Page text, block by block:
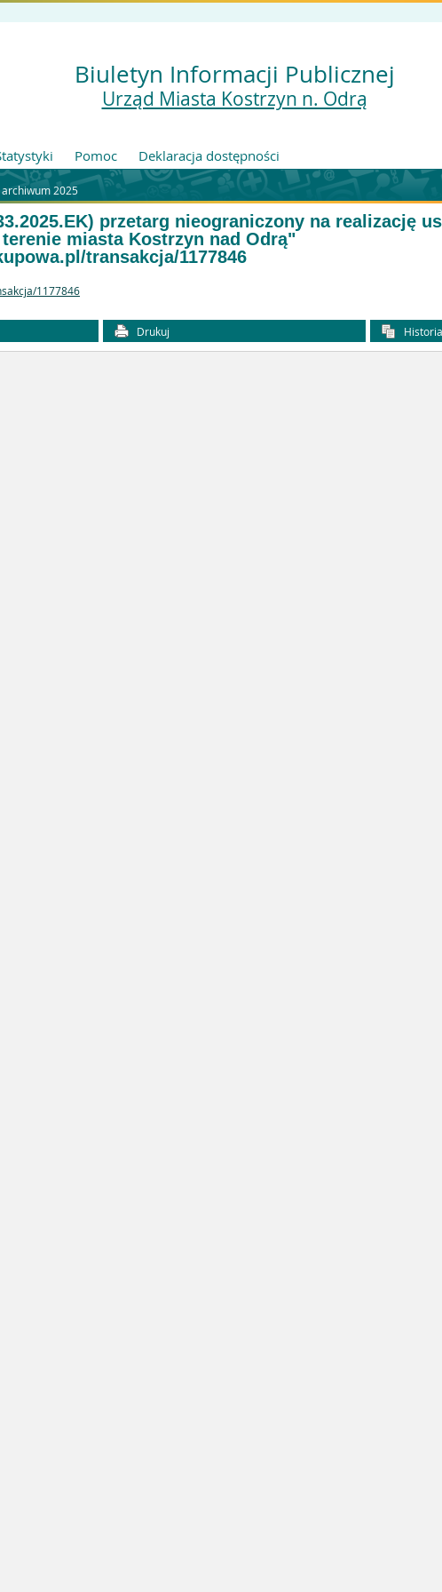
Biuletyn Informacji Publicznej
Urząd Miasta Kostrzyn n. Odrą
Pomoc Deklaracja dostępności
archiwum 2025
przetarg nieograniczony na realizację
miasta Kostrzyn nad Odrą"
transakcja/1177846
1177846
Drukuj